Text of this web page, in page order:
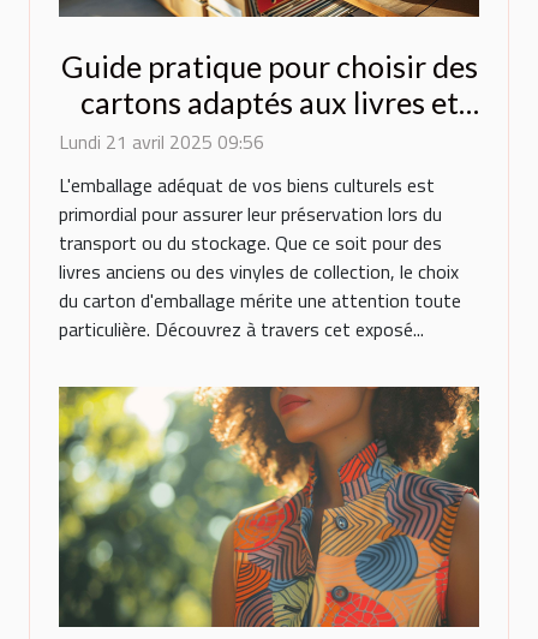
Guide pratique pour choisir des
cartons adaptés aux livres et
vinyles
Lundi 21 avril 2025 09:56
L'emballage adéquat de vos biens culturels est
primordial pour assurer leur préservation lors du
transport ou du stockage. Que ce soit pour des
livres anciens ou des vinyles de collection, le choix
du carton d'emballage mérite une attention toute
particulière. Découvrez à travers cet exposé...